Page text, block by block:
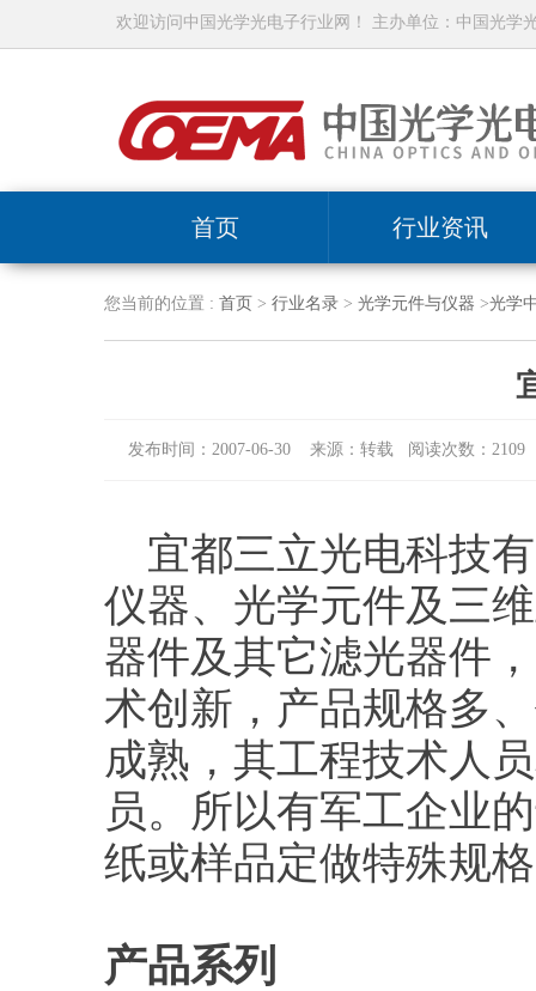
欢迎访问中国光学光电子行业网！ 主办单位：中国光学
首页 行业资讯
您当前的位置 : 首页 > 行业名录> 光学元件与仪器 >光学
发布时间：2007-06-30 来源：转载 阅读次数：2109
宜都三立光电科技
仪器、光学元件及三
器件及其它滤光器件
术创新，产品规格多
成熟，其工程技术人
员。所以有军工企业
纸或样品定做特殊规
产品系列